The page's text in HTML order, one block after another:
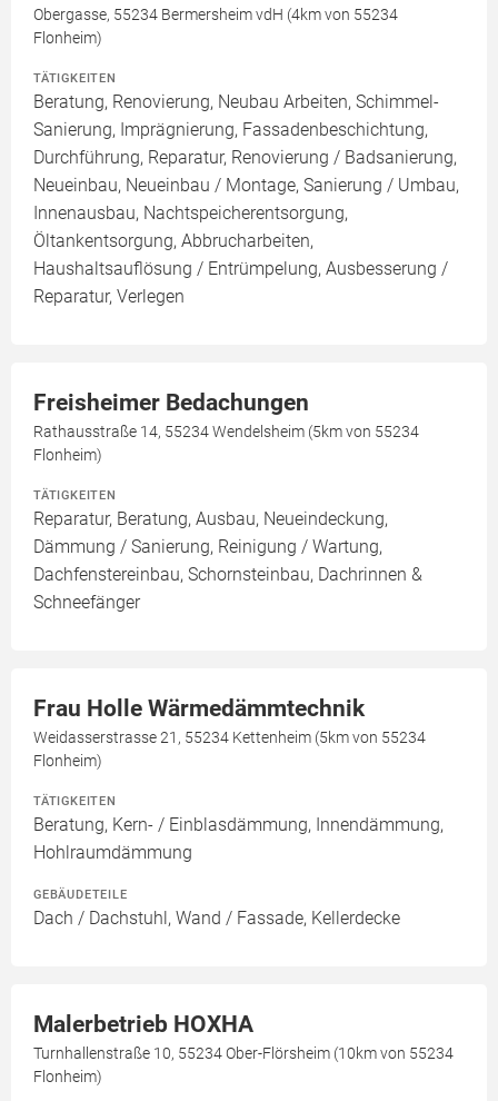
Obergasse, 55234 Bermersheim vdH (4km von 55234
Flonheim)
TÄTIGKEITEN
Beratung, Renovierung, Neubau Arbeiten, Schimmel-
Sanierung, Imprägnierung, Fassadenbeschichtung,
Durchführung, Reparatur, Renovierung / Badsanierung,
Neueinbau, Neueinbau / Montage, Sanierung / Umbau,
Innenausbau, Nachtspeicherentsorgung,
Öltankentsorgung, Abbrucharbeiten,
Haushaltsauflösung / Entrümpelung, Ausbesserung /
Reparatur, Verlegen
Freisheimer Bedachungen
Rathausstraße 14, 55234 Wendelsheim (5km von 55234
Flonheim)
TÄTIGKEITEN
Reparatur, Beratung, Ausbau, Neueindeckung,
Dämmung / Sanierung, Reinigung / Wartung,
Dachfenstereinbau, Schornsteinbau, Dachrinnen &
Schneefänger
Frau Holle Wärmedämmtechnik
Weidasserstrasse 21, 55234 Kettenheim (5km von 55234
Flonheim)
TÄTIGKEITEN
Beratung, Kern- / Einblasdämmung, Innendämmung,
Hohlraumdämmung
GEBÄUDETEILE
Dach / Dachstuhl, Wand / Fassade, Kellerdecke
Malerbetrieb HOXHA
Turnhallenstraße 10, 55234 Ober-Flörsheim (10km von 55234
Flonheim)